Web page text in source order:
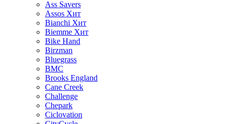
Ass Savers
Assos Хит
Bianchi Хит
Biemme Хит
Bike Hand
Birzman
Bluegrass
BMC
Brooks England
Cane Creek
Challenge
Chepark
Ciclovation